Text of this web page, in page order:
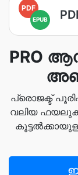
PDF
EPUB
PRO
പ്രൊജക്ട്
വലിയ